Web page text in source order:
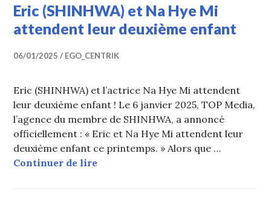
Eric (SHINHWA) et Na Hye Mi
attendent leur deuxième enfant
06/01/2025 EGO_CENTRIK
Eric (SHINHWA) et l’actrice Na Hye Mi attendent
leur deuxième enfant ! Le 6 janvier 2025, TOP Media,
l’agence du membre de SHINHWA, a annoncé
officiellement : « Eric et Na Hye Mi attendent leur
deuxième enfant ce printemps. » Alors que …
Continuer de lireEric (SHINHWA) et Na Hye Mi